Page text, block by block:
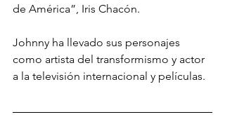
de América”, Iris Chacón.
Johnny ha llevado sus personajes
como artista del transformismo y actor
a la televisión internacional y películas.